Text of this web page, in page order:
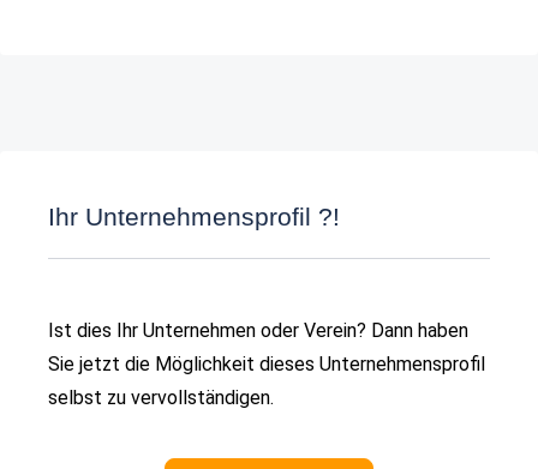
Ihr Unternehmensprofil ?!
Ist dies Ihr Unternehmen oder Verein? Dann haben
Sie jetzt die Möglichkeit dieses Unternehmensprofil
selbst zu vervollständigen.